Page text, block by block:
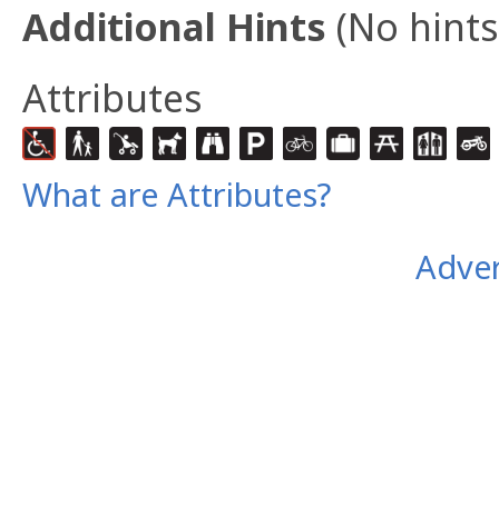
Additional Hints (No
Attributes
What are Attributes?